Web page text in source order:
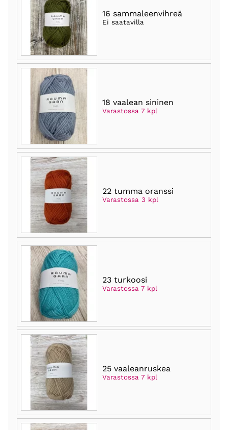
16 sammaleenvihreä
Ei saatavilla
18 vaalean sininen
Varastossa 7 kpl
22 tumma oranssi
Varastossa 3 kpl
23 turkoosi
Varastossa 7 kpl
25 vaaleanruskea
Varastossa 7 kpl